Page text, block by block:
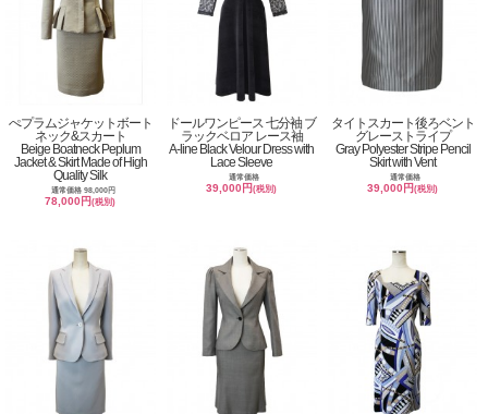
ぺプラムジャケットボート
ネック&スカート
Beige Boatneck Peplum
Jacket & Skirt Made of High
Quality Silk
通常価格 98,000円
78,000円(税別)
ドールワンピース 七分袖 ブ
ラックベロア レース袖
A-line Black Velour Dress with
Lace Sleeve
通常価格
39,000円(税別)
タイトスカート後ろベント
グレーストライプ
Gray Polyester Stripe Pencil
Skirt with Vent
通常価格
39,000円(税別)